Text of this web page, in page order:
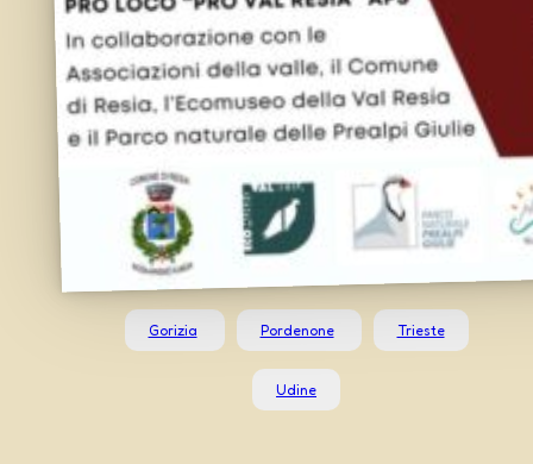
Gorizia Pordenone Trieste
Udine